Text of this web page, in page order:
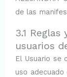
de las
3.1
usuarios
El Usuario se
uso